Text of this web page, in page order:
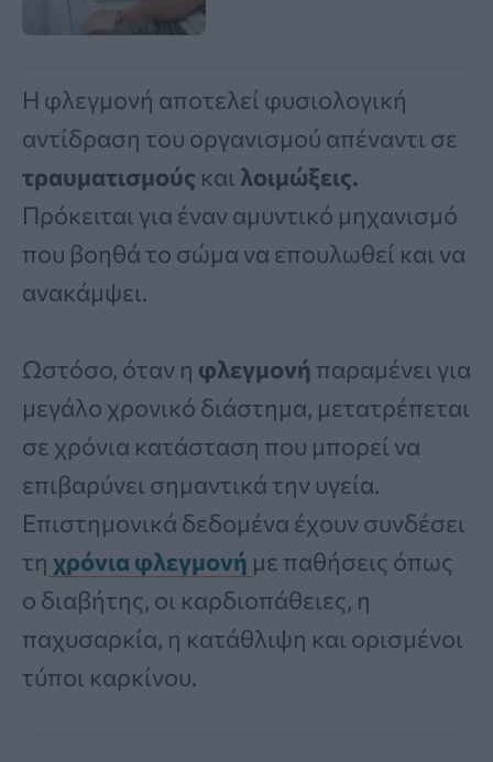
Η φλεγμονή αποτελεί φυσιολογική
αντίδραση του οργανισμού απέναντι σε
τραυματισμούς και λοιμώξεις.
Πρόκειται για έναν αμυντικό μηχανισμό
που βοηθά το σώμα να επουλωθεί και να
ανακάμψει.
Ωστόσο, όταν η φλεγμονή παραμένει για
μεγάλο χρονικό διάστημα, μετατρέπεται
σε χρόνια κατάσταση που μπορεί να
επιβαρύνει σημαντικά την υγεία.
Επιστημονικά δεδομένα έχουν συνδέσει
τη χρόνια φλεγμονή με παθήσεις όπως
ο διαβήτης, οι καρδιοπάθειες, η
παχυσαρκία, η κατάθλιψη και ορισμένοι
τύποι καρκίνου.